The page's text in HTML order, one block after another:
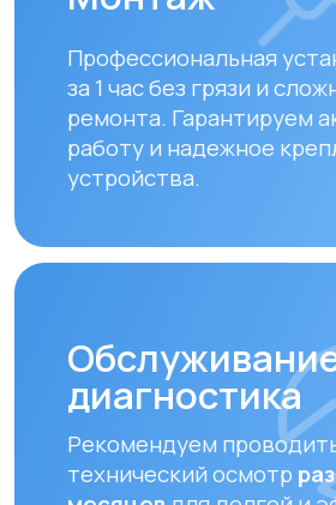
диагностика
Рекомендуем проводить
технический осмотр
раз в 6–12
месяцевдля долгой и
работы устройства.
залог чистого воздуха.
устанавливаем оригинальные
совместимые фильтры.